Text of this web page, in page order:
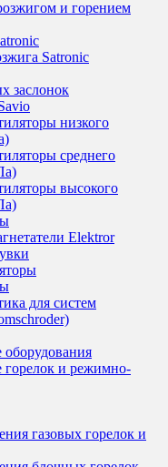
и горением
Satronic
заслонок
низкого
среднего
высокого
Elektror
для систем
горелок и режимно-
газовых горелок и